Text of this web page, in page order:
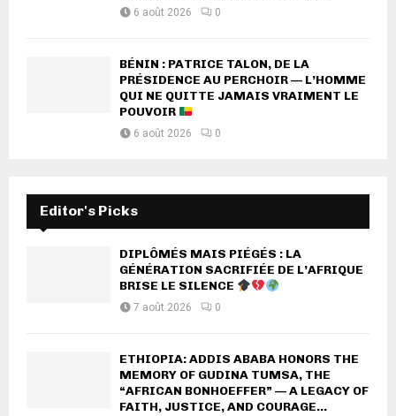
6 août 2026 0
BÉNIN : PATRICE TALON, DE LA
PRÉSIDENCE AU PERCHOIR — L’HOMME
QUI NE QUITTE JAMAIS VRAIMENT LE
POUVOIR
6 août 2026 0
Editor's Picks
DIPLÔMÉS MAIS PIÉGÉS : LA
GÉNÉRATION SACRIFIÉE DE L’AFRIQUE
BRISE LE SILENCE
7 août 2026 0
ETHIOPIA: ADDIS ABABA HONORS THE
MEMORY OF GUDINA TUMSA, THE
“AFRICAN BONHOEFFER” — A LEGACY OF
FAITH, JUSTICE, AND COURAGE...